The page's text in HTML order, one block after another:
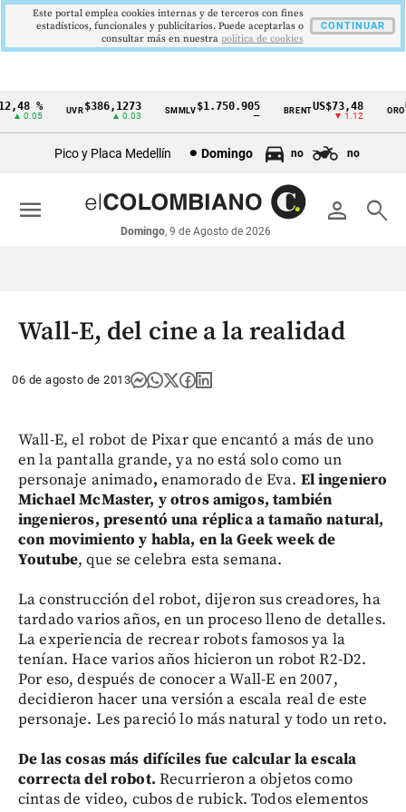
Cintillo
económicos
Colombia
%
▲ 0.05
UVR$386,1273
▲ 0.03
SMMLV $1.750.905 BRENT US$73,48
▼ 1.12
ORO
Pico y Placa Medellín Domingo no no
person search
Domingo, 9 de Agosto de 2026
menu
Wall-E, del cine a la realidad
06 de agosto de 2013
Wall-E, el robot de Pixar que encantó a más de uno
en la pantalla grande, ya no está solo como un
personaje animado, enamorado de Eva. El ingeniero
Michael McMaster, y otros amigos, también
ingenieros, presentó una réplica a tamaño natural,
con movimiento y habla, en la Geek week de
Youtube, que se celebra esta semana.
La construcción del robot, dijeron sus creadores, ha
tardado varios años, en un proceso lleno de detalles.
La experiencia de recrear robots famosos ya la
tenían. Hace varios años hicieron un robot R2-D2.
Por eso, después de conocer a Wall-E en 2007,
decidieron hacer una versión a escala real de este
personaje. Les pareció lo más natural y todo un reto.
De las cosas más difíciles fue calcular la escala
correcta del robot. Recurrieron a objetos como
cintas de video, cubos de rubick. Todos elementos
Este portal emplea cookies internas y de terceros con fines
estadísticos, funcionales y publicitarios. Puede aceptarlas o
consultar más en nuestra politica de cookies
CONTINUAR